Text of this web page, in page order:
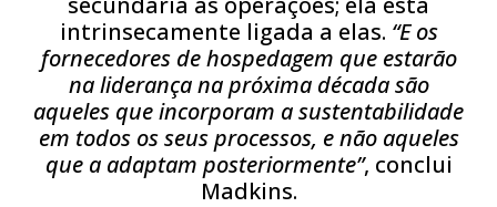
intrinsecamente ligada a elas. “E os
fornecedores de hospedagem que estarão
na liderança na próxima década são
aqueles que incorporam a sustentabilidade
em todos os seus processos, e não aqueles
que a adaptam posteriormente”, conclui
Madkins.